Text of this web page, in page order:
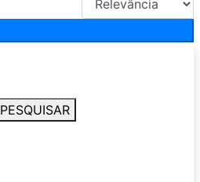
PESQUISAR